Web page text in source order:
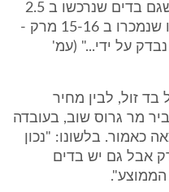
אתה אומר שלפי הטבלה שלי שגם בדים שנרכשו ב 2.5
מרק למטר חושבו על ידי כאילו שנמכרו ב 15-16 מרק -
על ידי..." (עמ'
זול, לבין מחיר
מר גרוס שוב, בעובדה
כאמור. בלשונו: "נכון
בדים שנרכשו ב-2.5 מרק אבל גם יש בדים